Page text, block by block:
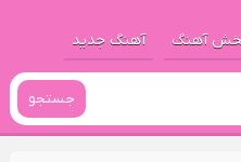
آهنگ آهنگ جدید
جستجو